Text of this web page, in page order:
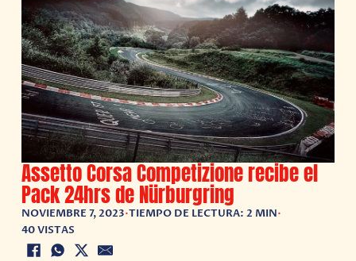
Assetto Corsa Competizione recibe el
Pack 24hrs de Nürburgring
NOVIEMBRE 7, 2023•TIEMPO DE LECTURA: 2 MIN•
40 VISTAS